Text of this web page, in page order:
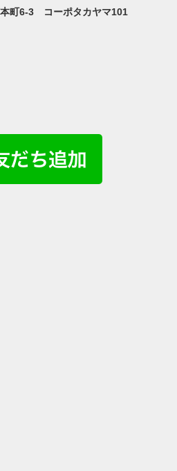
町6-3 コーポタカヤマ101